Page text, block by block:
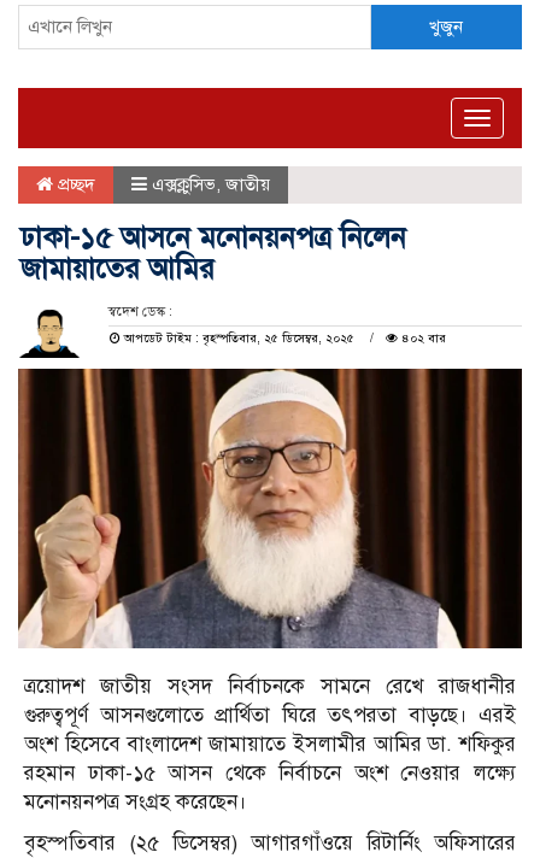
খুজুন
Toggle
প্রচ্ছদ এক্সক্লুসিভ ,জাতীয়
ঢাকা-১৫ আসনে মনোনয়নপত্র নিলেন
জামায়াতের আমির
স্বদেশ ডেস্ক :
আপডেট টাইম : বৃহস্পতিবার, ২৫ ডিসেম্বর, ২০২৫
৪০২ বার
ত্রয়োদশ জাতীয় সংসদ নির্বাচনকে সামনে রেখে রাজধানীর
গুরুত্বপূর্ণ আসনগুলোতে প্রার্থিতা ঘিরে তৎপরতা বাড়ছে। এরই
অংশ হিসেবে বাংলাদেশ জামায়াতে ইসলামীর আমির ডা. শফিকুর
রহমান ঢাকা-১৫ আসন থেকে নির্বাচনে অংশ নেওয়ার লক্ষ্যে
মনোনয়নপত্র সংগ্রহ করেছেন।
বৃহস্পতিবার (২৫ ডিসেম্বর) আগারগাঁওয়ে রিটার্নিং অফিসারের